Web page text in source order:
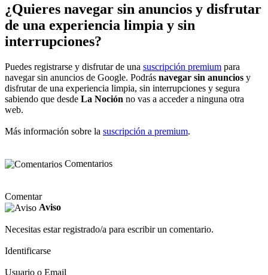
¿Quieres navegar sin anuncios y disfrutar
de una experiencia limpia y sin
interrupciones?
Puedes registrarse y disfrutar de una suscripción premium para
navegar sin anuncios de Google. Podrás navegar sin anuncios y
disfrutar de una experiencia limpia, sin interrupciones y segura
sabiendo que desde La Noción no vas a acceder a ninguna otra
web.
Más información sobre la suscripción a premium.
Comentarios
Comentar
Aviso
Necesitas estar registrado/a para escribir un comentario.
Identificarse
Usuario o Email